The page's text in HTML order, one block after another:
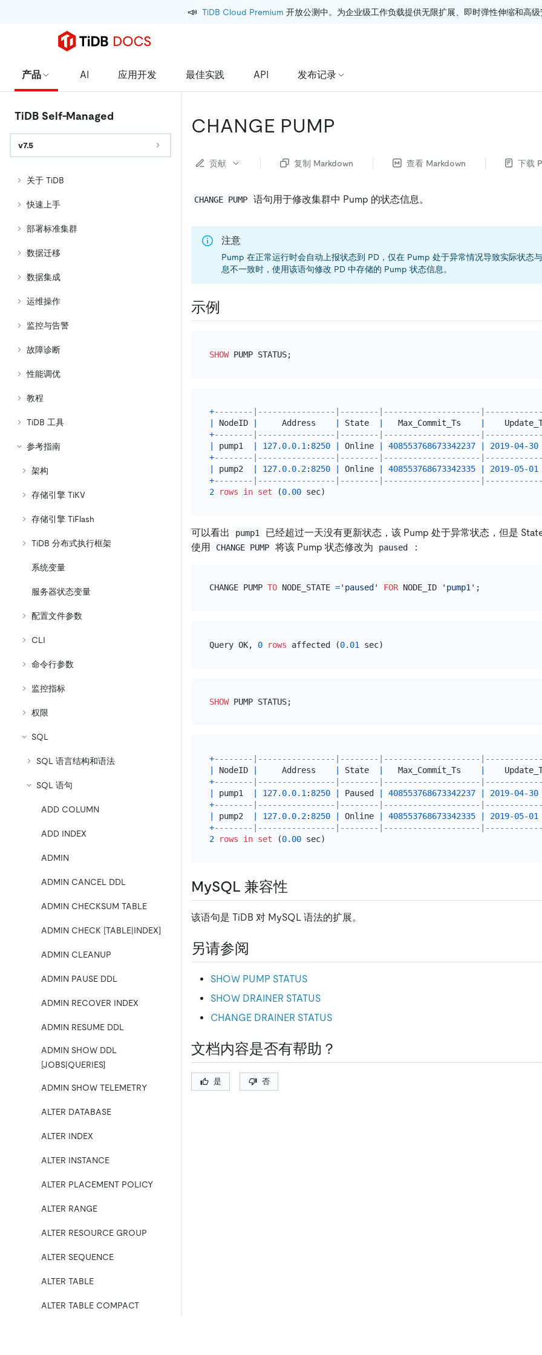
📣 TiDB Cloud Premium 开放公测中。为企业级工作负载提供无限扩展、即时弹性伸缩和高级
产品 AI 应用开发 最佳实践 API 发布记录
TiDB Self-Managed
v7.5
关于 TiDB
快速上手
部署标准集群
数据迁移
数据集成
运维操作
监控与告警
故障诊断
性能调优
教程
TiDB 工具
参考指南
架构
存储引擎 TiKV
存储引擎 TiFlash
TiDB 分布式执行框架
系统变量
服务器状态变量
配置文件参数
CLI
命令行参数
监控指标
权限
SQL
SQL 语言结构和语法
SQL 语句
ADD COLUMN
ADD INDEX
ADMIN
ADMIN CANCEL DDL
ADMIN CHECKSUM TABLE
ADMIN CHECK [TABLE|INDEX]
ADMIN CLEANUP
ADMIN PAUSE DDL
ADMIN RECOVER INDEX
ADMIN RESUME DDL
ADMIN SHOW DDL
[JOBS|QUERIES]
ADMIN SHOW TELEMETRY
ALTER DATABASE
ALTER INDEX
ALTER INSTANCE
ALTER PLACEMENT POLICY
ALTER RANGE
ALTER RESOURCE GROUP
ALTER SEQUENCE
ALTER TABLE
ALTER TABLE COMPACT
CHANGE PUMP
贡献 复制 Markdown 查看 Markdown 下载
CHANGE PUMP 语句用于修改集群中 Pump 的状态信息。
注意
Pump 在正常运行时会自动上报状态到 PD，仅在 Pump 处于异常情况导致实际状态
息不一致时，使用该语句修改 PD 中存储的 Pump 状态信息。
示例
SHOW
+--------|----------------|--------|--------------------
NodeID
     Address
State
   Max_Commit_Ts
+--------|----------------|--------|--------------------
pump1 127.0.0.1 : 8250 Online 408553768673342237 2019-04-30
+--------|----------------|--------|--------------------
pump2 127.0.0.2: 8250 Online 408553768673342335 2019-05-01
+--------|----------------|--------|--------------------
2
rows in set (0.00
可以看出 pump1 已经超过一天没有更新状态，该 Pump 处于异常状态，但是
使用
CHANGE PUMP 将该 Pump 状态修改为 paused ：
CHANGE PUMP TO NODE_STATE ='paused' FOR NODE_ID 'pump1'
Query OK, 0 rows affected (0.01
SHOW
+--------|----------------|--------|--------------------
NodeID
     Address
State
   Max_Commit_Ts
+--------|----------------|--------|--------------------
pump1 127.0.0.1 : 8250 Paused 408553768673342237 2019-04-30
+--------|----------------|--------|--------------------
pump2 127.0.0.2: 8250 Online 408553768673342335 2019-05-01
+--------|----------------|--------|--------------------
2
rows in set (0.00
MySQL 兼容性
该语句是 TiDB 对 MySQL 语法的扩展。
另请参阅
SHOW PUMP STATUS
SHOW DRAINER STATUS
CHANGE DRAINER STATUS
文档内容是否有帮助？
是 否